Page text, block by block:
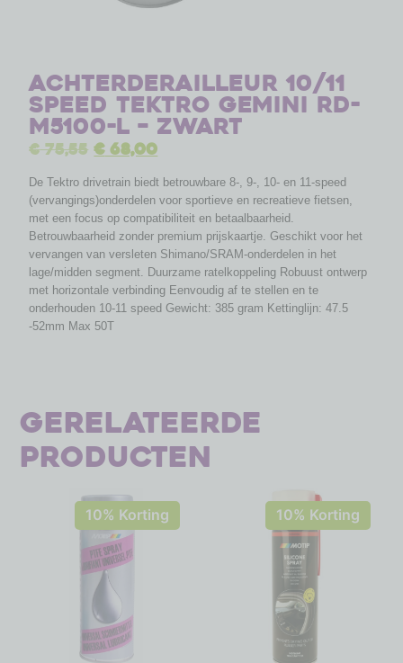
Achterderailleur 10/11
speed Tektro Gemini RD-
M5100-L – zwart
€75,55 €68,00
De Tektro drivetrain biedt betrouwbare 8-, 9-, 10- en 11-speed
(vervangings)onderdelen voor sportieve en recreatieve fietsen,
met een focus op compatibiliteit en betaalbaarheid.
Betrouwbaarheid zonder premium prijskaartje. Geschikt voor het
vervangen van versleten Shimano/SRAM-onderdelen in het
lage/midden segment. Duurzame ratelkoppeling Robuust ontwerp
met horizontale verbinding Eenvoudig af te stellen en te
onderhouden 10-11 speed Gewicht: 385 gram Kettinglijn: 47.5
-52mm Max 50T
Gerelateerde
producten
10% Korting 10% Korting